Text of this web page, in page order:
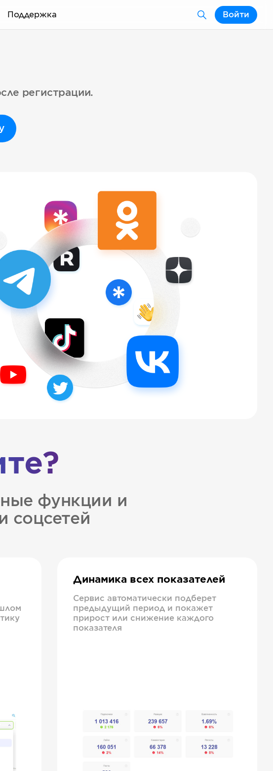
Поддержка Войти
регистрации.
функции и
соцсетей
Динамика всех показателей
Сервис автоматически подберет
предыдущий период и покажет
прирост или снижение каждого
показателя